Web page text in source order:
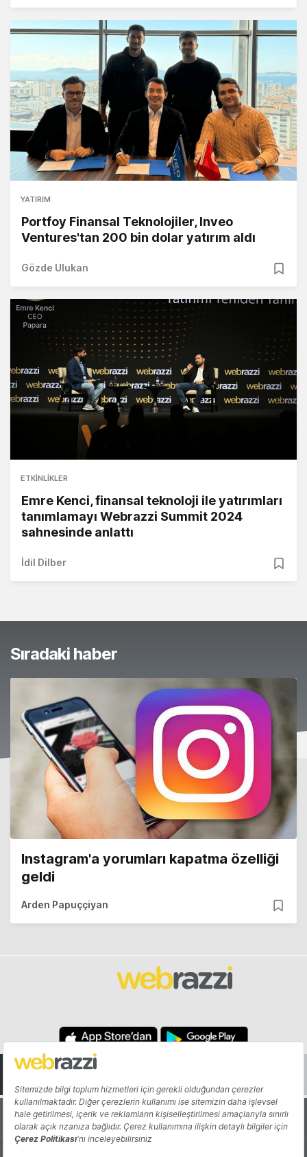
YATIRIM
Portfoy Finansal Teknolojiler, Inveo
Ventures'tan 200 bin dolar yatırım aldı
Gözde Ulukan
ETKINLIKLER
Emre Kenci, finansal teknoloji ile yatırımları
tanımlamayı Webrazzi Summit 2024
sahnesinde anlattı
İdil Dilber
Sıradaki haber
Instagram'a yorumları kapatma özelliği
geldi
Arden Papuççiyan
Hakkında Yazarlar